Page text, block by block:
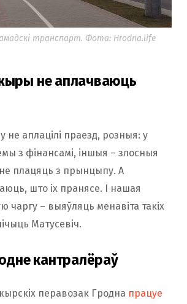
транспарт. Фота: Hrodna.life
не аплачваюць
аплацілі праезд, розныя: у
з фінансамі, іншыя – злосныя
не плацяць з прынцыпу. А
што іх пранясе. І нашая
чаргу – выяўляць менавіта такіх
Матусевіч.
кантралёраў
перавозак Гродна працуе